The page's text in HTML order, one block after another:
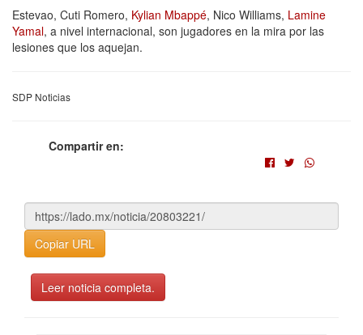
Estevao, Cuti Romero, Kylian Mbappé, Nico Williams, Lamine
Yamal, a nivel internacional, son jugadores en la mira por las
lesiones que los aquejan.
SDP Noticias
Compartir en:
Copiar URL
Leer noticia completa.